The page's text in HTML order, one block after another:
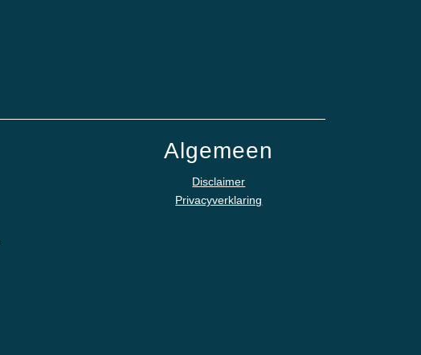
Algemeen
Disclaimer
Privacyverklaring